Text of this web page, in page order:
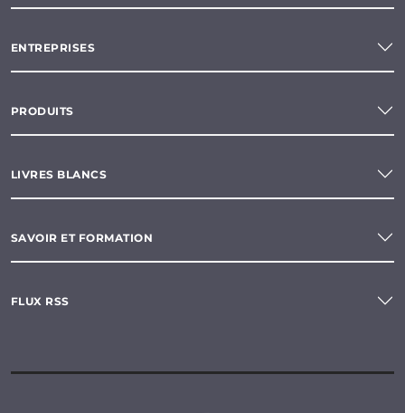
ENTREPRISES
PRODUITS
LIVRES BLANCS
SAVOIR ET FORMATION
FLUX RSS